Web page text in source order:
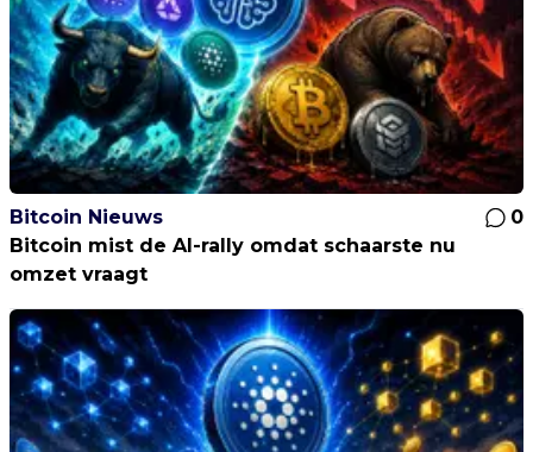
Bitcoin Nieuws
0
Bitcoin mist de AI-rally omdat schaarste nu
omzet vraagt